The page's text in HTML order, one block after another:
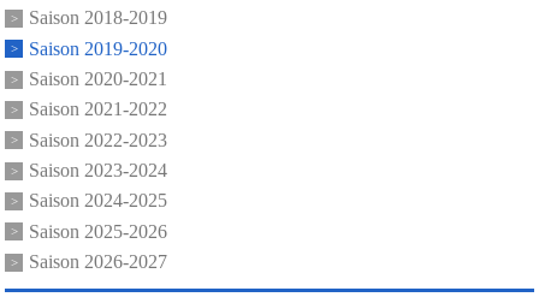
Saison 2018-2019
Saison 2019-2020
Saison 2020-2021
Saison 2021-2022
Saison 2022-2023
Saison 2023-2024
Saison 2024-2025
Saison 2025-2026
Saison 2026-2027